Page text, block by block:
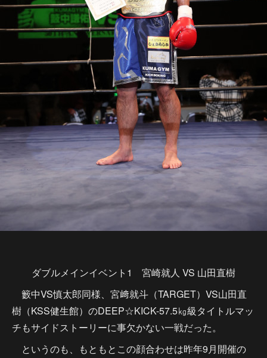
ダブルメインイベント1 宮崎就人 VS 山田直樹
籔中VS慎太郎同様、宮﨑就斗（TARGET）VS山田直
樹（KSS健生館）のDEEP☆KICK-57.5㎏級タイトルマッ
チもサイドストーリーに事欠かない一戦だった。
というのも、もともとこの顔合わせは昨年9月開催の